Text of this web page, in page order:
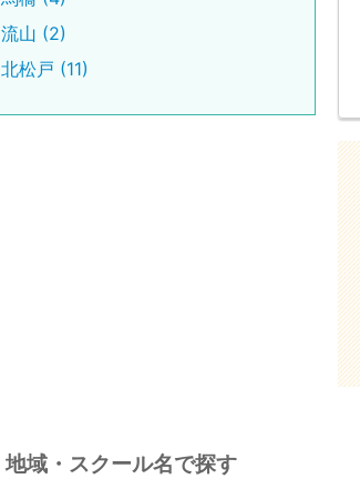
流山 (2)
北松戸 (11)
地域・スクール名で探す